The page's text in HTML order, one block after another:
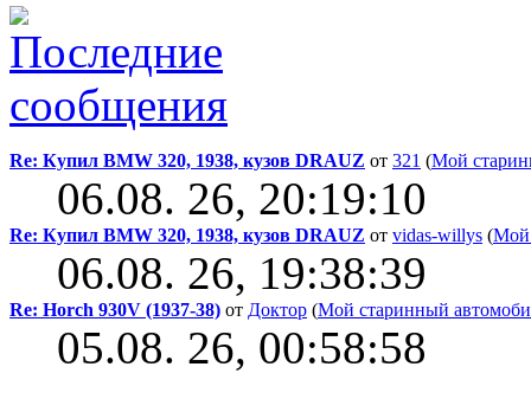
Re: Купил BMW 320, 1938, кузов DRAUZ от 321 (Мой
06.08. 26, 20:19:10
Re: Купил BMW 320, 1938, кузов DRAUZ от vidas-willys (Мой
06.08. 26, 19:38:39
Re: Horch 930V (1937-38) от Доктор (Мой старинный
05.08. 26, 00:58:58